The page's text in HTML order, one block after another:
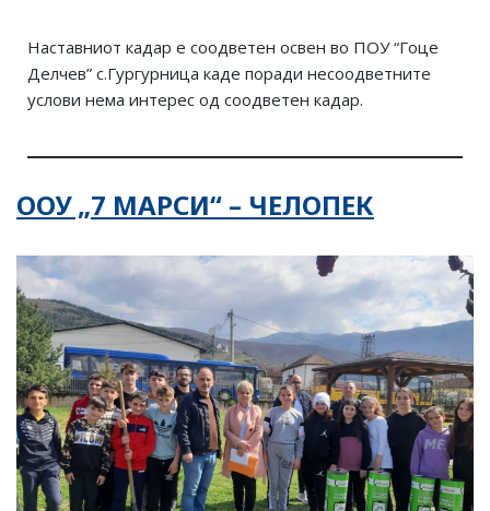
Наставниот кадар е соодветен освен во ПОУ “Гоце
Делчев” с.Гургурница каде поради несоодветните
услови нема интерес од соодветен кадар.
ООУ „7 МАРСИ“ – ЧЕЛОПЕК